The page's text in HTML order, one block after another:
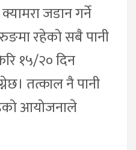
जडान गर्ने
रहेको सबै पानी
१५/२० दिन
तत्काल नै पानी
आयोजनाले